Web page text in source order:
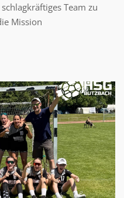
Team zu
Mission